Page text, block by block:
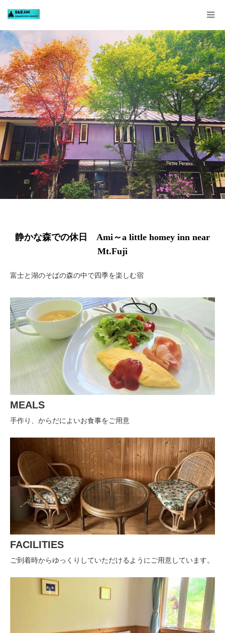
静かな森での休日 Ami～a little homey inn near
Mt.Fuji
富士と湖のそばの森の中で四季を楽しむ宿
MEALS
手作り、からだによいお食事をご用意
FACILITIES
ご到着時からゆっくりしていただけるようにご用意しています。